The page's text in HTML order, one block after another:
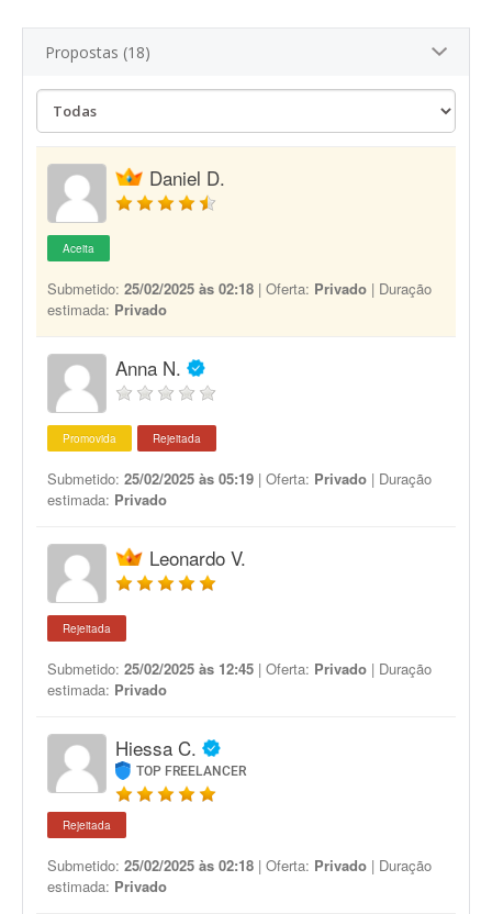
Propostas (18)
Daniel D.
Aceita
Submetido: 25/02/2025 às 02:18 | Oferta: Privado | Duração
estimada: Privado
Anna N.
Promovida Rejeitada
Submetido: 25/02/2025 às 05:19 | Oferta: Privado | Duração
estimada: Privado
Leonardo V.
Rejeitada
Submetido: 25/02/2025 às 12:45 | Oferta: Privado | Duração
estimada: Privado
Hiessa C.
TOP FREELANCER
Rejeitada
Submetido: 25/02/2025 às 02:18 | Oferta: Privado | Duração
estimada: Privado